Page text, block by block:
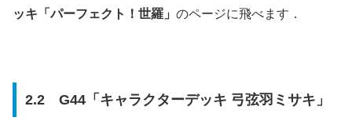
ッキ「パーフェクト！世羅」 のページに飛べます．
2.2 G44「キャラクターデッキ 弓弦羽ミサキ」